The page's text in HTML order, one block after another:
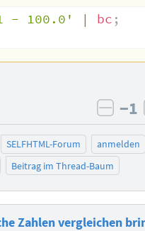
- 100.0' | bc ;
−1
SELFHTML-Forum
anmelden
Beitrag im Thread-Baum
Zahlen vergleichen